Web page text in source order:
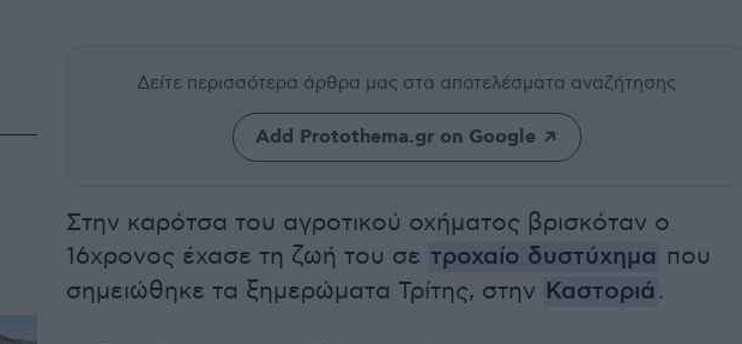
Δείτε περισσότερα άρθρα μας στα αποτελέσματα αναζήτησης
Add Protothema.gr on Google
Στην καρότσα του αγροτικού οχήματος βρισκόταν ο
16χρονος έχασε τη ζωή του σε τροχαίο δυστύχημα που
σημειώθηκε τα ξημερώματα Τρίτης, στην Καστοριά .